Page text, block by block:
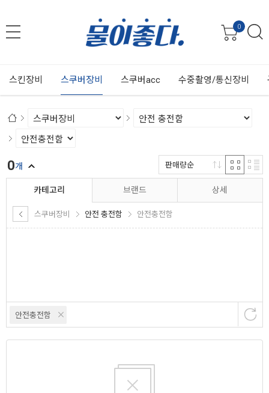
0
스킨장비 스쿠버장비 스쿠버acc 수중촬영/통신장비
카테고리
스쿠버장비 안전 충전함 안전충전함
브랜드 상세
안전충전함
0개 판매량순